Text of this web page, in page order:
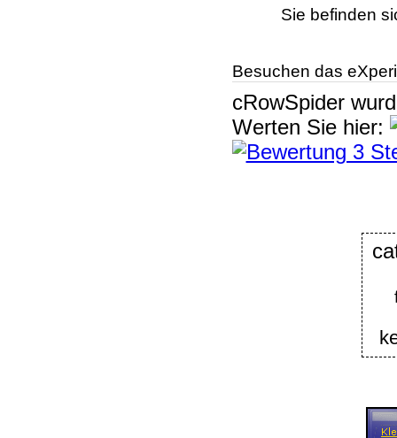
Sie befinden
Besuchen das
cRowSpider
Werten Sie hier: